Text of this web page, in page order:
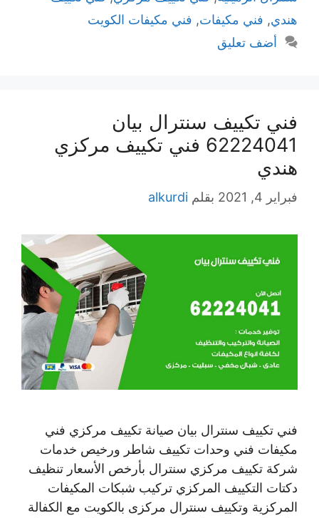
هندي, فني مكيفات, فني مكيفات الكويت
أضف تعليق
فني تكييف سنترال بيان
62224041 فني تكييف مركزي
هندي
فبراير 4, 2021 بقلم alkurdi
فني تكييف سنترال بيان صيانة تكييف مركزي فني
مكيفات فني وحدات تكييف شاطر ورخيص خدمات
شركة تكييف مركزي سنترال بأرخص الأسعار تنظيف
دكتات التكييف المركزي تركيب شبكات المكيفات
المركزية وتكييف سنترال مركزى بالكويت مع الكفالة